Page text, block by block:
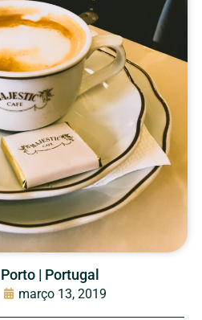
Porto| Portugal
março 13, 2019